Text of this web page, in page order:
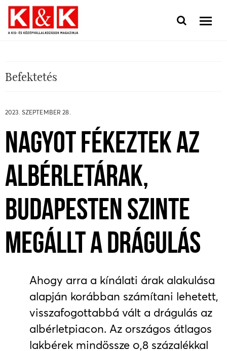
Befektetés
2023. SZEPTEMBER 28.
NAGYOT FÉKEZTEK AZ
ALBÉRLETÁRAK,
BUDAPESTEN SZINTE
MEGÁLLT A DRÁGULÁS
Ahogy arra a kínálati árak alakulása
alapján korábban számítani lehetett,
visszafogottabbá vált a drágulás az
albérletpiacon. Az országos átlagos
lakbérek mindössze 0,8 százalékkal